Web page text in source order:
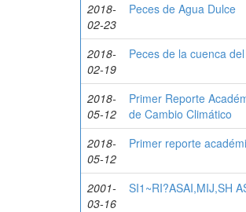
2018-
02-23
Peces de Agua Dulce
2018-
02-19
Peces de la cuenca
2018-
05-12
Primer Reporte
de Cambio Climático
2018-
05-12
Primer reporte
2001-
03-16
SI1~RI?ASAI,MIJ,SH